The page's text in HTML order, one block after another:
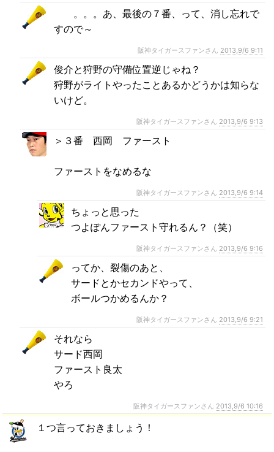
。。。あ、最後の７番、って、消し忘れで
すので～
阪神タイガースファンさん 2013,9/6 9:11
俊介と狩野の守備位置逆じゃね？
狩野がライトやったことあるかどうかは知らな
いけど。
阪神タイガースファンさん 2013,9/6 9:13
＞３番 西岡 ファースト
ファーストをなめるな
阪神タイガースファンさん 2013,9/6 9:14
ちょっと思った
つよぽんファースト守れるん？（笑）
阪神タイガースファンさん 2013,9/6 9:16
ってか、裂傷のあと、
サードとかセカンドやって、
ボールつかめるんか？
阪神タイガースファンさん 2013,9/6 9:21
それなら
サード西岡
ファースト良太
やろ
阪神タイガースファンさん 2013,9/6 10:16
１つ言っておきましょう！